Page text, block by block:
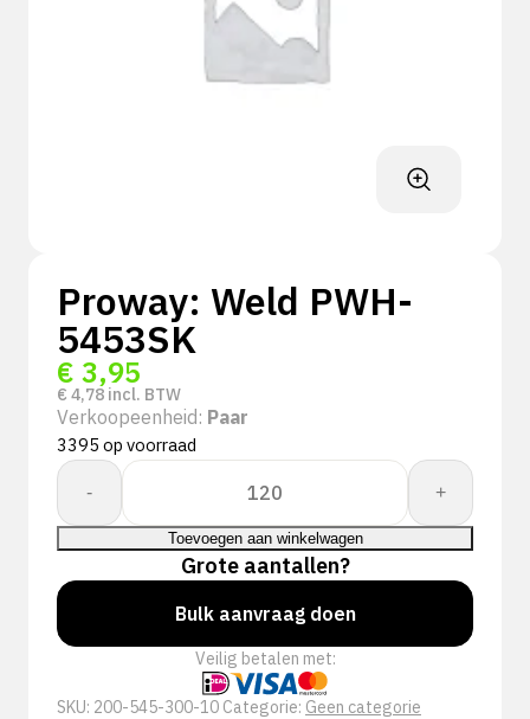
Proway: Weld PWH-
5453SK
€ 3,95
€ 4,78 incl. BTW
Verkoopeenheid: Paar
3395 op voorraad
-
Proway:
Weld
PWH-
5453SK
aantal
+
Toevoegen aan winkelwagen
Grote aantallen?
Bulk aanvraag doen
Veilig betalen met:
SKU: 200-545-300-10 Categorie: Geen categorie